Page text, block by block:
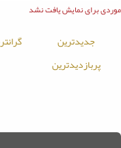
موردی برای نمایش یافت نشد
جدیدترین
پربازدیدترین